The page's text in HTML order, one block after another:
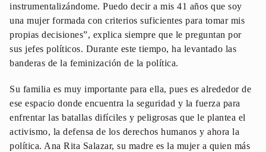
instrumentalizándome. Puedo decir a mis 41 años que soy
una mujer formada con criterios suficientes para tomar mis
propias decisiones”, explica siempre que le preguntan por
sus jefes políticos. Durante este tiempo, ha levantado las
banderas de la feminización de la política.
Su familia es muy importante para ella, pues es alrededor de
ese espacio donde encuentra la seguridad y la fuerza para
enfrentar las batallas difíciles y peligrosas que le plantea el
activismo, la defensa de los derechos humanos y ahora la
política. Ana Rita Salazar, su madre es la mujer a quien más